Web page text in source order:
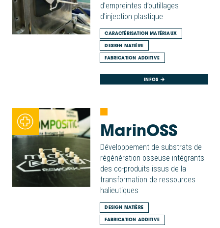
d’empreintes d’outillages
d’injection plastique
CARACTÉRISATION MATÉRIAUX
DESIGN MATIÈRE
FABRICATION ADDITIVE
INFOS
MarinOSS
Développement de substrats de
régénération osseuse intégrants
des co-produits issus de la
transformation de ressources
halieutiques
DESIGN MATIÈRE
FABRICATION ADDITIVE